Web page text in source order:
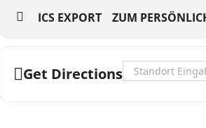
ICS EXPORT ZUM
Get Directions Address - Drei